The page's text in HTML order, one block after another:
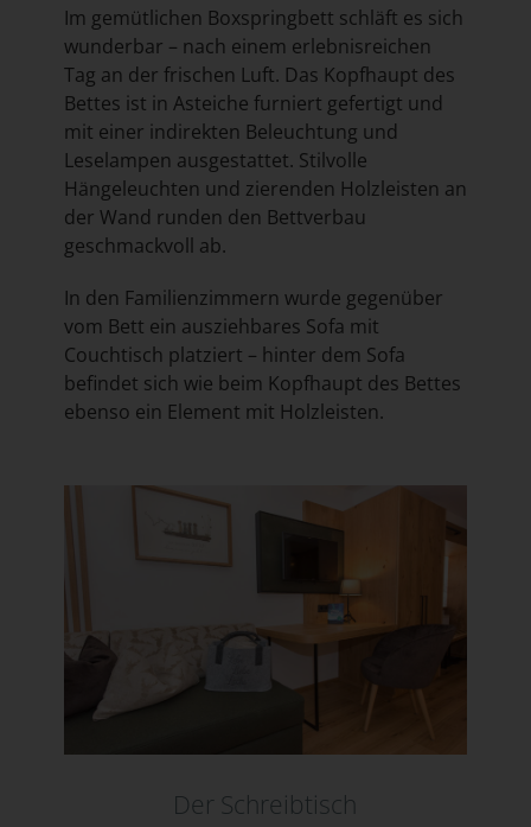
Im gemütlichen Boxspringbett schläft es sich
wunderbar – nach einem erlebnisreichen
Tag an der frischen Luft. Das Kopfhaupt des
Bettes ist in Asteiche furniert gefertigt und
mit einer indirekten Beleuchtung und
Leselampen ausgestattet. Stilvolle
Hängeleuchten und zierenden Holzleisten an
der Wand runden den Bettverbau
geschmackvoll ab.
In den Familienzimmern wurde gegenüber
vom Bett ein ausziehbares Sofa mit
Couchtisch platziert – hinter dem Sofa
befindet sich wie beim Kopfhaupt des Bettes
ebenso ein Element mit Holzleisten.
Der Schreibtisch